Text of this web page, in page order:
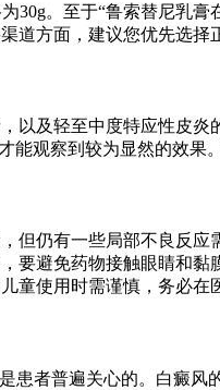
30g。至于“鲁索替尼乳
道方面，建议您优先选
以及轻至中度特应性皮
观察到较为显然的效
但仍有一些局部不良反
要避免药物接触眼睛和
童使用时需谨慎，务必在
患者普遍关心的。白癜